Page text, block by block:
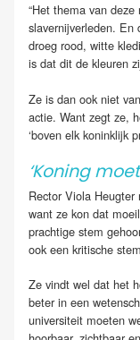
“Het thema van
slavernijverleden. En
droeg rood, witte
is dat dit de kleuren
Ze is dan ook niet
actie. Want zegt ze,
‘boven elk koninklijk
‘Koning
Rector Viola
want ze kon dat
prachtige stem
ook een kritische
Ze vindt wel dat het
beter in een
universiteit moeten